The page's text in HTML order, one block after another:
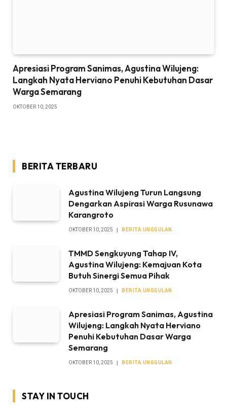
Apresiasi Program Sanimas, Agustina Wilujeng:
Langkah Nyata Herviano Penuhi Kebutuhan Dasar
Warga Semarang
OKTOBER 10, 2025
BERITA TERBARU
Agustina Wilujeng Turun Langsung
Dengarkan Aspirasi Warga Rusunawa
Karangroto
OKTOBER 10, 2025 BERITA UNGGULAN
TMMD Sengkuyung Tahap IV,
Agustina Wilujeng: Kemajuan Kota
Butuh Sinergi Semua Pihak
OKTOBER 10, 2025 BERITA UNGGULAN
Apresiasi Program Sanimas, Agustina
Wilujeng: Langkah Nyata Herviano
Penuhi Kebutuhan Dasar Warga
Semarang
OKTOBER 10, 2025 BERITA UNGGULAN
STAY IN TOUCH